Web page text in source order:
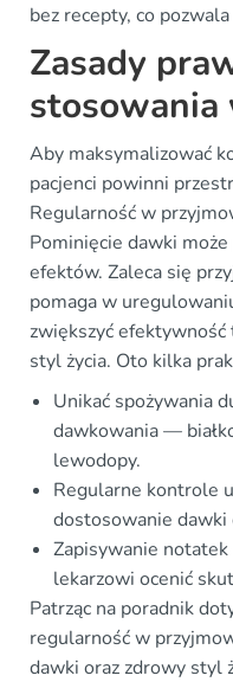
bez recepty, co
Zasady
stosowania
Aby maksymalizować
pacjenci powinni
Regularność w
Pominięcie dawki
efektów. Zaleca się
pomaga w
zwiększyć
styl życia. Oto kilka
Unikać spożywania
dawkowania —
lewodopy.
Regularne kontrole
dostosowanie dawki
Zapisywanie
lekarzowi ocenić
Patrząc na poradnik
regularność w
dawki oraz zdrowy styl